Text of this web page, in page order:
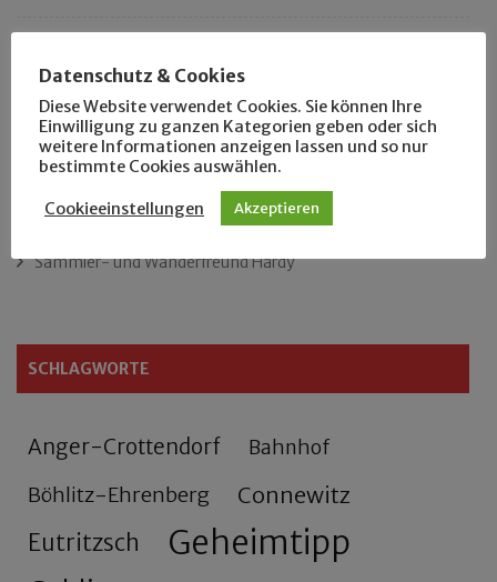
Der Leipziger Schmiedetag von 1904
Rennfahrer in Schönefeld und Zschocher
Zu Fuß durch Anger-Crottendorf
Sammler- und Wanderfreund Hardy
SCHLAGWORTE
Anger-Crottendorf Bahnhof
Böhlitz-Ehrenberg Connewitz
Eutritzsch Geheimtipp
Datenschutz & Cookies
Diese Website verwendet Cookies. Sie können Ihre
Einwilligung zu ganzen Kategorien geben oder sich
weitere Informationen anzeigen lassen und so nur
bestimmte Cookies auswählen.
Cookieeinstellungen Akzeptieren